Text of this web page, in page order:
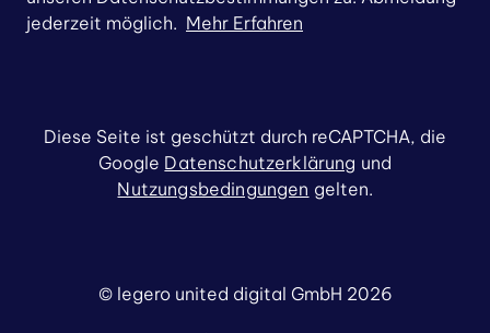
jederzeit möglich. Mehr Erfahren
© legero united digital GmbH 2026
Diese Seite ist geschützt durch reCAPTCHA, die
Google Datenschutzerklärung und
Nutzungsbedingungen gelten.